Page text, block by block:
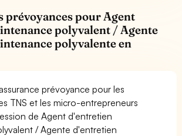
prévoyances pour Agent
polyvalent / Agente
polyvalente en
prévoyance pour les
TNS et les micro-entrepreneurs
de Agent d'entretien
/ Agente d'entretien